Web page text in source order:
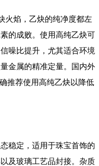
火焰，乙炔的纯净度都左
的成败。使用高纯乙炔可
噪比提升，尤其适合环境
金属的精准定量。国内外
推荐使用高纯乙炔以降低
稳定，适用于珠宝首饰的
及玻璃工艺品封接。杂质